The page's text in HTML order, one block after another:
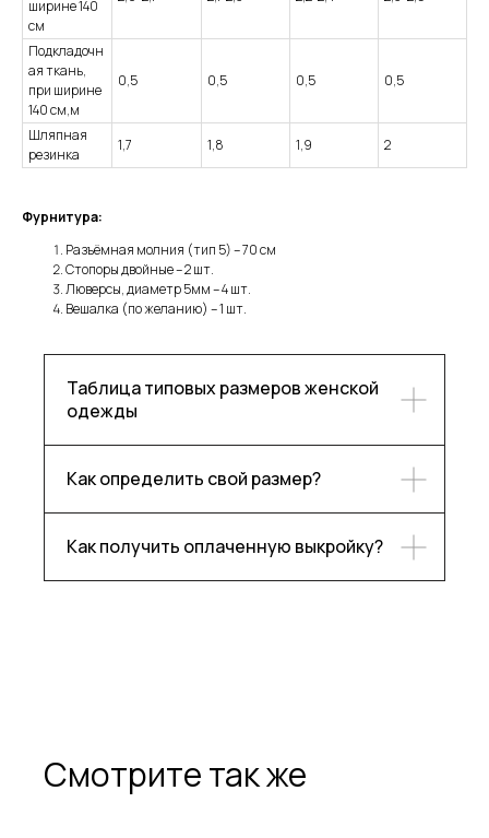
ширине 140
см
Подкладочн
ая ткань,
при ширине
140 см,м
0,5 0,5 0,5 0,5
Шляпная
резинка
1,7 1,8 1,9 2
Фурнитура:
Разъёмная молния (тип 5) – 70 см
Стопоры двойные – 2 шт.
Люверсы, диаметр 5мм – 4 шт.
Вешалка (по желанию) – 1 шт.
Таблица типовых размеров женской
одежды
Как определить свой размер?
Как получить оплаченную выкройку?
Смотрите так же
Ответы на частые вопросы